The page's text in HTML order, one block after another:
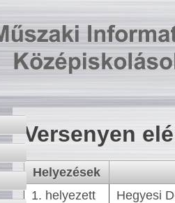
Versenyen
Helyezések
1. helyezett
Hegyesi